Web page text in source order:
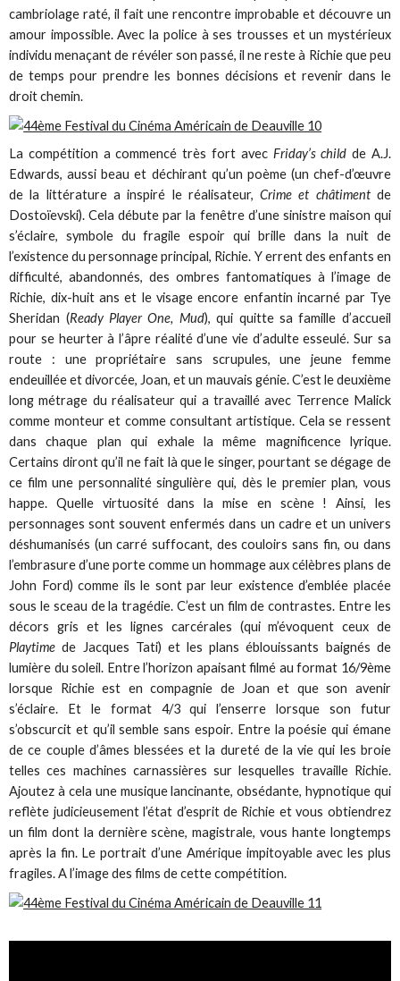
cambriolage raté, il fait une rencontre improbable et découvre un
amour impossible. Avec la police à ses trousses et un mystérieux
individu menaçant de révéler son passé, il ne reste à Richie que peu
de temps pour prendre les bonnes décisions et revenir dans le
droit chemin.
La compétition a commencé très fort avec Friday’s child de A.J.
Edwards, aussi beau et déchirant qu’un poème (un chef-d’œuvre
de la littérature a inspiré le réalisateur,Crime et châtimentde
Dostoïevski). Cela débute par la fenêtre d’une sinistre maison qui
s’éclaire, symbole du fragile espoir qui brille dans la nuit de
l’existence du personnage principal, Richie. Y errent des enfants en
difficulté, abandonnés, des ombres fantomatiques à l’image de
Richie, dix-huit ans et le visage encore enfantin incarné par Tye
Sheridan (Ready Player One, Mud), qui quitte sa famille d’accueil
pour se heurter à l’âpre réalité d’une vie d’adulte esseulé. Sur sa
route : une propriétaire sans scrupules, une jeune femme
endeuillée et divorcée, Joan, et un mauvais génie. C’est le deuxième
long métrage du réalisateur qui a travaillé avec Terrence Malick
comme monteur et comme consultant artistique. Cela se ressent
dans chaque plan qui exhale la même magnificence lyrique.
Certains diront qu’il ne fait là que le singer, pourtant se dégage de
ce film une personnalité singulière qui, dès le premier plan, vous
happe. Quelle virtuosité dans la mise en scène ! Ainsi, les
personnages sont souvent enfermés dans un cadre et un univers
déshumanisés (un carré suffocant, des couloirs sans fin, ou dans
l’embrasure d’une porte comme un hommage aux célèbres plans de
John Ford) comme ils le sont par leur existence d’emblée placée
sous le sceau de la tragédie. C’est un film de contrastes. Entre les
décors gris et les lignes carcérales (qui m’évoquent ceux de
Playtime de Jacques Tati) et les plans éblouissants baignés de
lumière du soleil. Entre l’horizon apaisant filmé au format 16/9ème
lorsque Richie est en compagnie de Joan et que son avenir
s’éclaire. Et le format 4/3 qui l’enserre lorsque son futur
s’obscurcit et qu’il semble sans espoir. Entre la poésie qui émane
de ce couple d’âmes blessées et la dureté de la vie qui les broie
telles ces machines carnassières sur lesquelles travaille Richie.
Ajoutez à cela une musique lancinante, obsédante, hypnotique qui
reflète judicieusement l’état d’esprit de Richie et vous obtiendrez
un film dont la dernière scène, magistrale, vous hante longtemps
après la fin. Le portrait d’une Amérique impitoyable avec les plus
fragiles. A l’image des films de cette compétition.